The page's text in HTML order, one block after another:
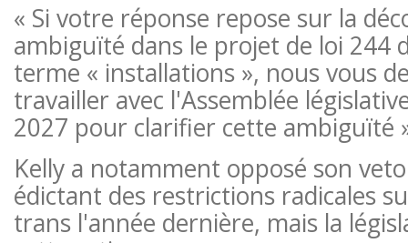
« Si votre réponse repose sur la
ambiguïté dans le projet de loi 244
terme « installations », nous vous
travailler avec l'Assemblée
2027 pour clarifier cette ambiguïté
Kelly a notamment opposé son
édictant des restrictions radicales
trans l'année dernière, mais la